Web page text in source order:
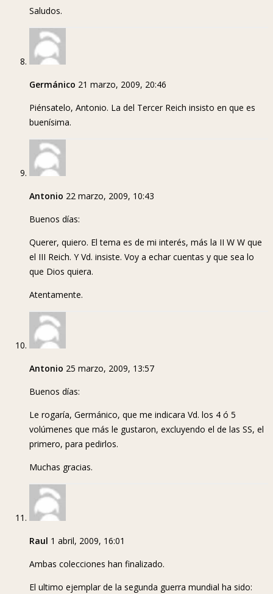
Saludos.
Germánico 21 marzo, 2009, 20:46
Piénsatelo, Antonio. La del Tercer Reich insisto en que es
buenísima.
Antonio 22 marzo, 2009, 10:43
Buenos días:
Querer, quiero. El tema es de mi interés, más la II W W que
el III Reich. Y Vd. insiste. Voy a echar cuentas y que sea lo
que Dios quiera.
Atentamente.
Antonio 25 marzo, 2009, 13:57
Buenos días:
Le rogaría, Germánico, que me indicara Vd. los 4 ó 5
volúmenes que más le gustaron, excluyendo el de las SS, el
primero, para pedirlos.
Muchas gracias.
Raul 1 abril, 2009, 16:01
Ambas colecciones han finalizado.
El ultimo ejemplar de la segunda guerra mundial ha sido: